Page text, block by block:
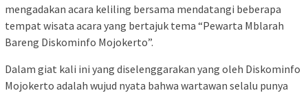
mengadakan acara keliling bersama mendatangi beberapa
tempat wisata acara yang bertajuk tema “Pewarta Mblarah
Bareng Diskominfo Mojokerto”.
Dalam giat kali ini yang diselenggarakan yang oleh Diskominfo
Mojokerto adalah wujud nyata bahwa wartawan selalu punya